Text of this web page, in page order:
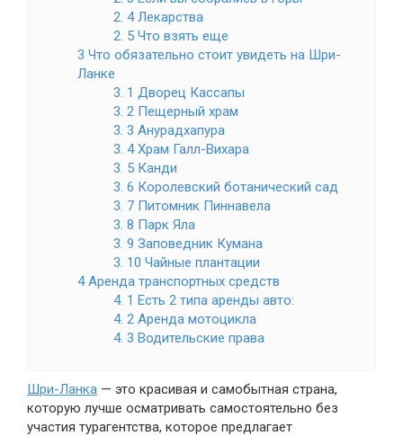
2. 4 Лекарства
2. 5 Что взять еще
3 Что обязательно стоит увидеть на Шри-
Ланке
3. 1 Дворец Кассапы
3. 2 Пещерный храм
3. 3 Анурадхапура
3. 4 Храм Галл-Вихара
3. 5 Канди
3. 6 Королевский ботанический сад
3. 7 Питомник Пиннавела
3. 8 Парк Яла
3. 9 Заповедник Кумана
3. 10 Чайные плантации
4 Аренда транспортных средств
4. 1 Есть 2 типа аренды авто:
4. 2 Аренда мотоцикла
4. 3 Водительские права
Шри-Ланка — это красивая и самобытная страна,
которую лучше осматривать самостоятельно без
участия турагентства, которое предлагает